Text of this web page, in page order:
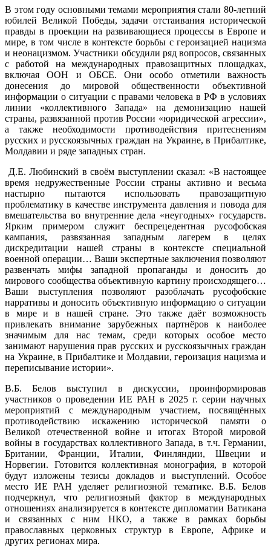
В этом году основными темами мероприятия стали 80-летний
юбилей Великой Победы, задачи отстаивания исторической
правды в проекции на развивающиеся процессы в Европе и
мире, в том числе в контексте борьбы с героизацией нацизма
и неонацизмом. Участники обсудили ряд вопросов, связанных
с работой на международных правозащитных площадках,
включая ООН и ОБСЕ. Они особо отметили важность
донесения до мировой общественности объективной
информации о ситуации с правами человека в РФ в условиях
линии «коллективного Запада» на демонизацию нашей
страны, развязанной против России «юридической агрессии»,
а также необходимости противодействия притеснениям
русских и русскоязычных граждан на Украине, в Прибалтике,
Молдавии и ряде западных стран.
Д.Е. Любинский в своём выступлении сказал: «В настоящее
время недружественные России страны активно и весьма
настырно пытаются использовать правозащитную
проблематику в качестве инструмента давления и повода для
вмешательства во внутренние дела «неугодных» государств.
Ярким примером служит беспрецедентная русофобская
кампания, развязанная западным лагерем в целях
дискредитации нашей страны в контексте специальной
военной операции… Ваши экспертные заключения позволяют
развенчать мифы западной пропаганды и доносить до
мирового сообщества объективную картину происходящего…
Ваши выступления позволяют разоблачать русофобские
нарративы и доносить объективную информацию о ситуации
в мире и в нашей стране. Это также даёт возможность
привлекать внимание зарубежных партнёров к наиболее
значимым для нас темам, среди которых особое место
занимают нарушения прав русских и русскоязычных граждан
на Украине, в Прибалтике и Молдавии, героизация нацизма и
переписывание истории».
В.Б. Белов выступил в дискуссии, проинформировав
участников о проведении ИЕ РАН в 2025 г. серии научных
мероприятий с международным участием, посвящённых
противодействию искажению исторической памяти о
Великой отечественной войне и итогах Второй мировой
войны в государствах коллективного Запада, в т.ч. Германии,
Британии, Франции, Италии, Финляндии, Швеции и
Норвегии. Готовится коллективная монография, в которой
будут изложены тезисы докладов и выступлений. Особое
место ИЕ РАН уделяет религиозной тематике. В.Б. Белов
подчеркнул, что религиозный фактор в международных
отношениях анализируется в контексте дипломатии Ватикана
и связанных с ним НКО, а также в рамках борьбы
православных церковных структур в Европе, Африке и
других регионах мира.